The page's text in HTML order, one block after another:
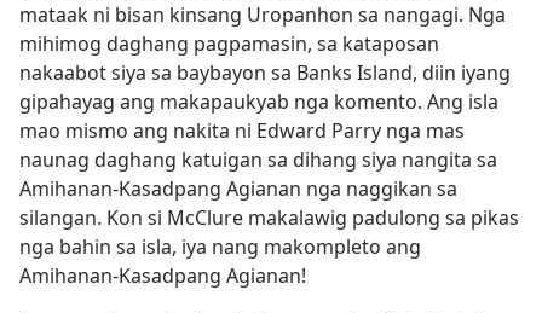
mataak ni bisan kinsang Uropanhon sa nangagi. Nga
mihimog daghang pagpamasin, sa kataposan
nakaabot siya sa baybayon sa Banks Island, diin iyang
gipahayag ang makapaukyab nga komento. Ang isla
mao mismo ang nakita ni Edward Parry nga mas
naunag daghang katuigan sa dihang siya nangita sa
Amihanan-Kasadpang Agianan nga naggikan sa
silangan. Kon si McClure makalawig padulong sa pikas
nga bahin sa isla, iya nang makompleto ang
Amihanan-Kasadpang Agianan!